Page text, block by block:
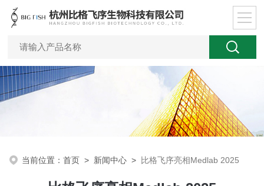
当前位置：首页 > 新闻中心 > 比格飞序亮相Medlab 2025